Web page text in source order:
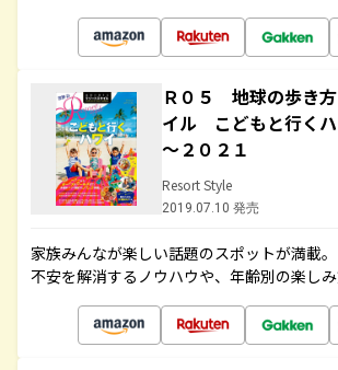
Ｒ０５ 地球の歩き
イル こどもと行く
～２０２１
Resort Style
2019.07.10 発売
家族みんなが楽しい話題のスポットが満載
不安を解消するノウハウや、年齢別の楽しみ